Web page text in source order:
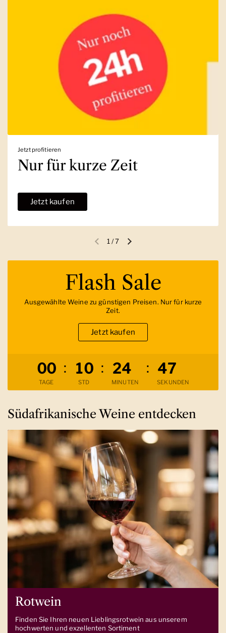
Jetzt profitieren
Nur für kurze Zeit
Jetzt kaufen
Vorherige FolieNächste Folie
1 /7
Verbleibende Zeit
00
TAGE
: 10
STD
: 24
MINUTEN
: 45
SEKUNDEN
Flash Sale
Ausgewählte Weine zu günstigen Preisen. Nur für kurze
Zeit.
Jetzt kaufen
Südafrikanische Weine entdecken
Rotwein
Finden Sie Ihren neuen Lieblingsrotwein aus unserem
hochwerten und exzellenten Sortiment